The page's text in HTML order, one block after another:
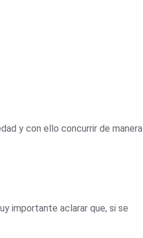
y con ello concurrir de manera
importante aclarar que, si se